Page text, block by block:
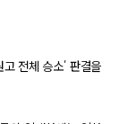
전체 승소’ 판결을